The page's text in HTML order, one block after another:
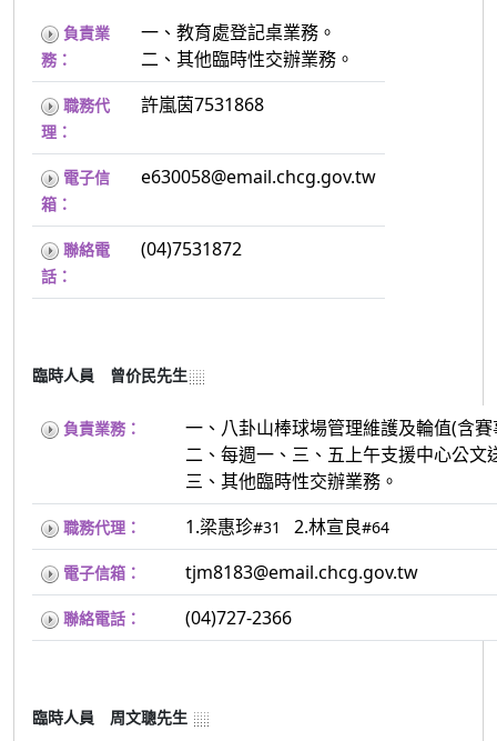
負責業
務：
一、教育處登記桌業務。
二、其他臨時性交辦業務。
職務代
理：
許嵐茵7531868
電子信
箱：
e630058@email.chcg.gov.tw
聯絡電
話：
(04)7531872
臨時人員 曾价民先生
負責業務：
一、八卦山棒球場管理維護及輪值(含
二、每週一、三、五上午支援中心公文
三、其他臨時性交辦業務。
職務代理： 1.梁惠珍#31 2.林宣良#64
電子信箱： tjm8183@email.chcg.gov.tw
聯絡電話： (04)727-2366
臨時人員 周文聰先生